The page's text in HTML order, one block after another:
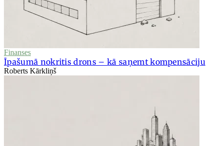
Finanses
Īpašumā nokritis drons – kā saņemt kompensāciju
Roberts Kārkliņš